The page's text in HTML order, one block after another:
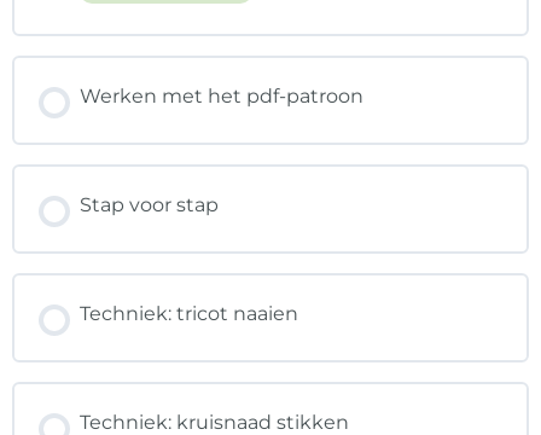
Werken met het pdf-patroon
Stap voor stap
Techniek: tricot naaien
Techniek: kruisnaad stikken